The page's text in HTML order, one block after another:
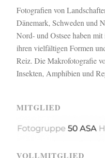
Fotografien von
Dänemark, Schweden und
Nord- und Ostsee haben
ihren vielfältigen Formen
Reiz. Die Makrofotografie
Insekten, Amphibien und
MITGLIED
VOLLMITGLIED